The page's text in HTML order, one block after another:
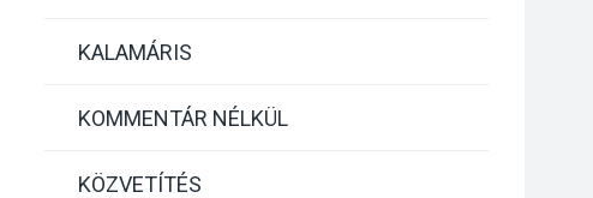
KALAMÁRIS
KOMMENTÁR NÉLKÜL
KÖZVETÍTÉS